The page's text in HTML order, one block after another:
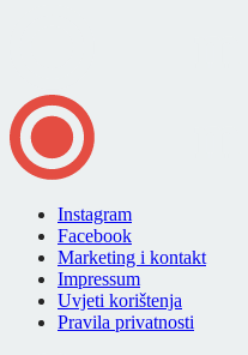
Instagram
Facebook
Marketing i kontakt
Impressum
Uvjeti korištenja
Pravila privatnosti